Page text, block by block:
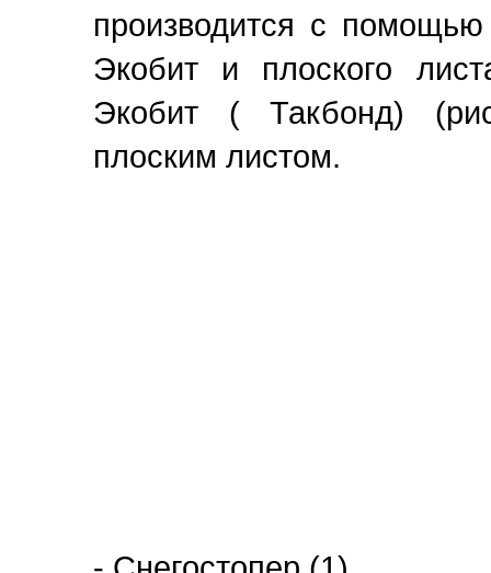
производится с
Экобит и плоского
Экобит ( Такбонд)
плоским листом.